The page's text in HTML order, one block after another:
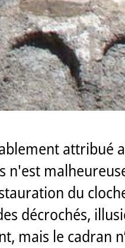
attribué
n'est
du
décrochés,
mais le cadran